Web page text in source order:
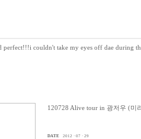
perfect!!!i couldn't take my eyes off dae during
120728 Alive tour in 광저우 (미
DATE
2012 · 07 · 29